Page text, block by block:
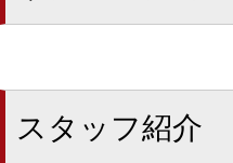
スタッフ紹介